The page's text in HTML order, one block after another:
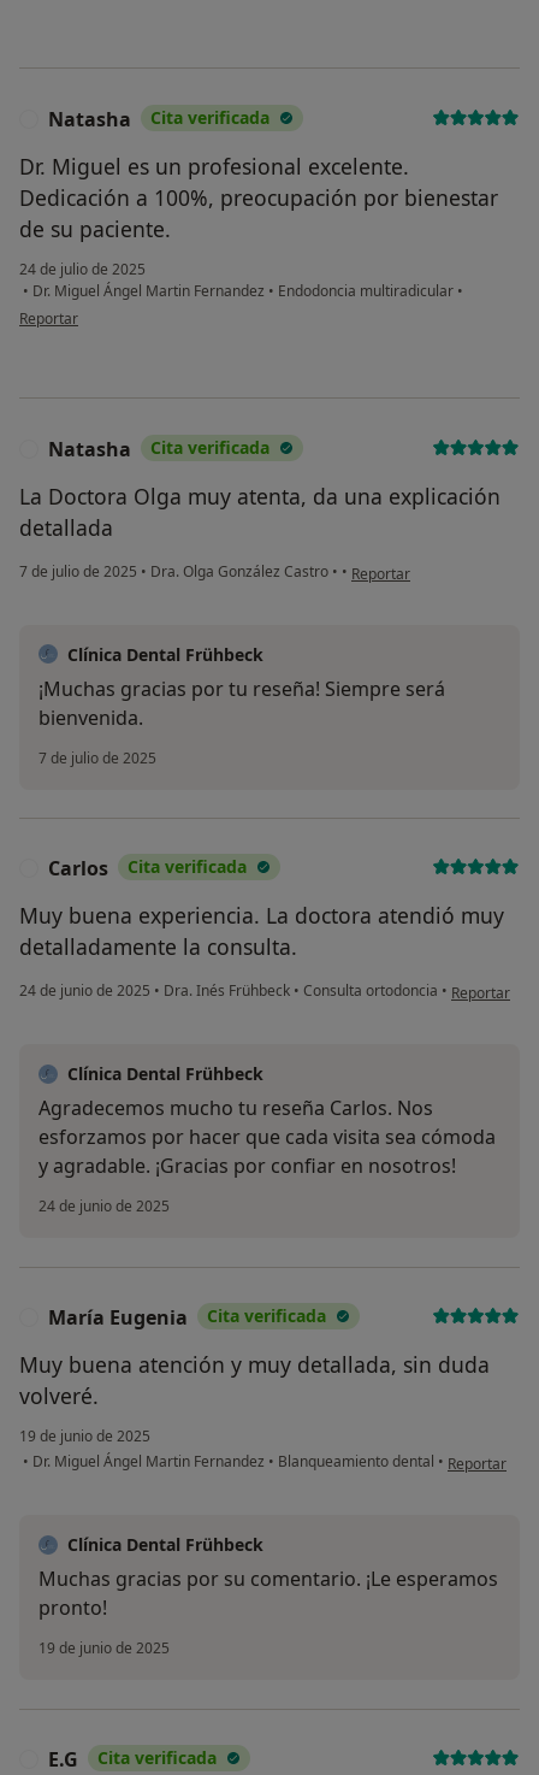
Natasha Cita verificada
Dr. Miguel es un profesional excelente.
Dedicación a 100%, preocupación por bienestar
de su paciente.
24 de julio de 2025
• Dr. Miguel Ángel Martin Fernandez • Endodoncia multiradicular •
en opinión del usuario Natasha
Reportar
Natasha Cita verificada
La Doctora Olga muy atenta, da una explicación
detallada
7 de julio de 2025 • Dra. Olga González Castro • • en opinión del usuario
Reportar
Clínica Dental Frühbeck
¡Muchas gracias por tu reseña! Siempre será
bienvenida.
7 de julio de 2025
Carlos Cita verificada
Muy buena experiencia. La doctora atendió muy
detalladamente la consulta.
24 de junio de 2025 • Dra. Inés Frühbeck • Consulta ortodoncia • en opinión
Reportar
Clínica Dental Frühbeck
Agradecemos mucho tu reseña Carlos. Nos
esforzamos por hacer que cada visita sea cómoda
y agradable. ¡Gracias por confiar en nosotros!
24 de junio de 2025
María Eugenia Cita verificada
Muy buena atención y muy detallada, sin duda
volveré.
19 de junio de 2025
• Dr. Miguel Ángel Martin Fernandez • Blanqueamiento dental • en opinión
Reportar
Clínica Dental Frühbeck
Muchas gracias por su comentario. ¡Le esperamos
pronto!
19 de junio de 2025
E.G Cita verificada